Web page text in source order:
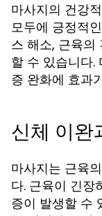
마사지의 건강
모두에 긍정적
스 해소, 근육의
할 수 있습니다.
증 완화에 효과
신체 이완
마사지는 근육
다. 근육이 긴장
증이 발생할 수